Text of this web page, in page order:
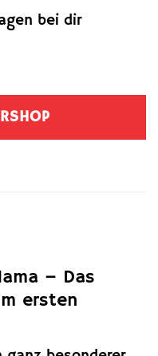
bei dir
– Das
ersten